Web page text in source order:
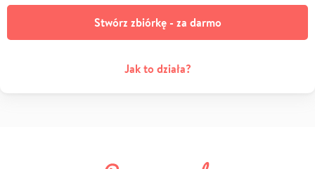
Stwórz zbiórkę - za darmo
Jak to działa?